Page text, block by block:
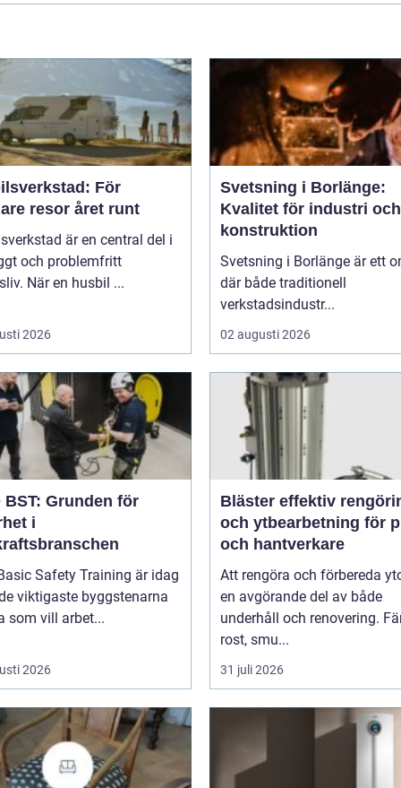
För
resor året runt
är en central del i
och problemfritt
När en husbil ...
2026
Svetsning i Borlänge:
Kvalitet för industri och
konstruktion
Svetsning i Borlänge är ett
där både traditionell
verkstadsindustr...
02 augusti 2026
BST: Grunden för
i
Safety Training är idag
viktigaste byggstenarna
som vill arbet...
2026
Bläster effektiv rengöring
och ytbearbetning för
och hantverkare
Att rengöra och förbereda
en avgörande del av både
underhåll och renovering.
rost, smu...
31 juli 2026